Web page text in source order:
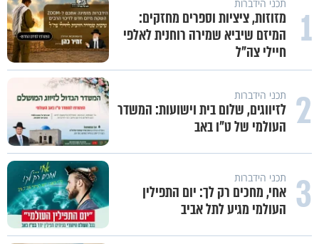
1 תכני הידברות
מזוזות, ציציות וספרים מחזקים:
המיזם שיביא שמירה רוחנית לאלפי
חיילי צה"ל
2 תכני הידברות
לזיווגים, שלום בית וישועות: המשדר
העולמי של ט"ו באב
3 תכני הידברות
אחי, מחכים רק לך: יום התפילין
העולמי מגיע לתל אביב